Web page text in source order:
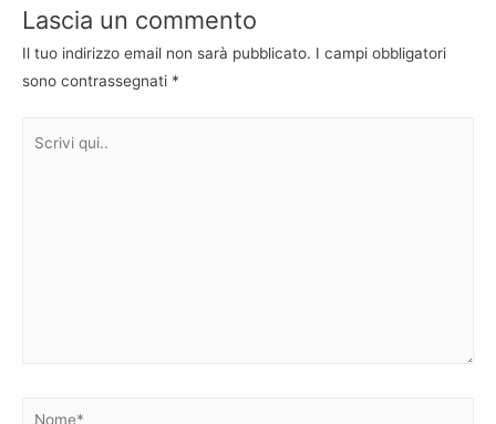
Lascia un commento
Il tuo indirizzo email non sarà pubblicato. I campi obbligatori
sono contrassegnati *
Nome*